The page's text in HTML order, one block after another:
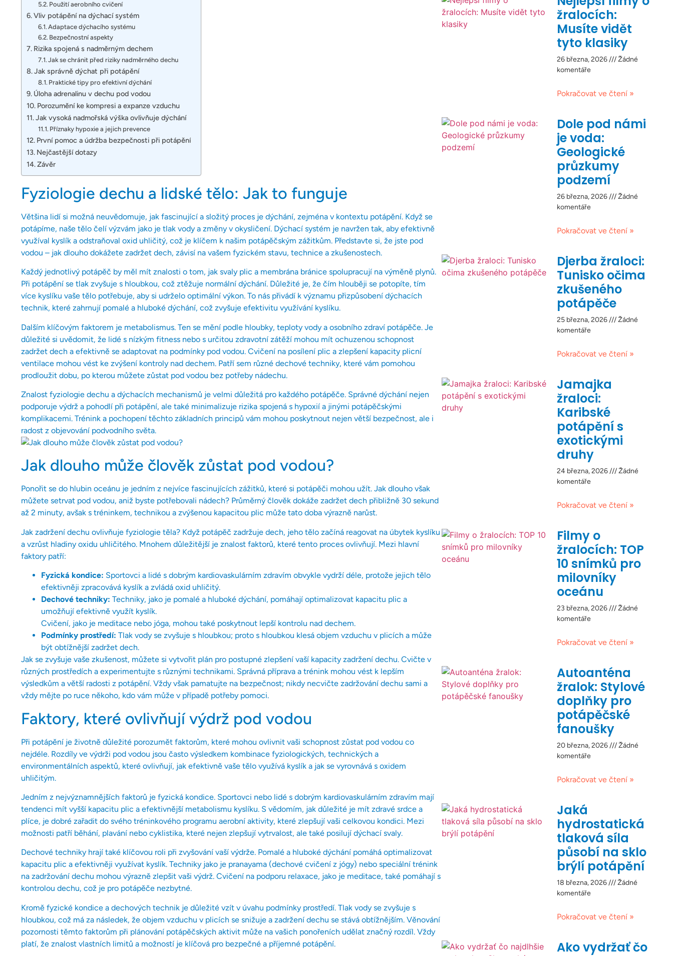
Použití aerobního cvičení
Vliv potápění na dýchací systém
Adaptace dýchacího systému
Bezpečnostní aspekty
Rizika spojená s nadměrným dechem
Jak se chránit před riziky nadměrného dechu
Jak správně dýchat při potápění
Praktické tipy pro efektivní dýchání
Úloha adrenalinu v dechu pod vodou
Porozumění ke kompresi a expanze vzduchu
Jak vysoká nadmořská výška ovlivňuje dýchání
Příznaky hypoxie a jejich prevence
První pomoc a údržba bezpečnosti při potápění
Nejčastější dotazy
Závěr
Fyziologie dechu a lidské tělo: Jak to funguje
Většina lidí si možná neuvědomuje, jak fascinující a složitý proces je dýchání, zejména v kontextu potápění. Když se
potápíme, naše tělo čelí výzvám jako je tlak vody a změny v okysličení. Dýchací systém je navržen tak, aby efektivně
využíval kyslík a odstraňoval oxid uhličitý, což je klíčem k našim potápěčským zážitkům. Představte si, že jste pod
vodou – jak dlouho dokážete zadržet dech, závisí na vašem fyzickém stavu, technice a zkušenostech.
Každý jednotlivý potápěč by měl mít znalosti o tom, jak svaly plic a membrána bránice spolupracují na výměně plynů.
Při potápění se tlak zvyšuje s hloubkou, což ztěžuje normální dýchání. Důležité je, že čím hlouběji se potopíte, tím
více kyslíku vaše tělo potřebuje, aby si udrželo optimální výkon. To nás přivádí k významu přizpůsobení dýchacích
technik, které zahrnují pomalé a hluboké dýchání, což zvyšuje efektivitu využívání kyslíku.
Dalším klíčovým faktorem je metabolismus. Ten se mění podle hloubky, teploty vody a osobního zdraví potápěče. Je
důležité si uvědomit, že lidé s nízkým fitness nebo s určitou zdravotní zátěží mohou mít ochuzenou schopnost
zadržet dech a efektivně se adaptovat na podmínky pod vodou. Cvičení na posílení plic a zlepšení kapacity plicní
ventilace mohou vést ke zvýšení kontroly nad dechem. Patří sem různé dechové techniky, které vám pomohou
prodloužit dobu, po kterou můžete zůstat pod vodou bez potřeby nádechu.
Znalost fyziologie dechu a dýchacích mechanismů je velmi důležitá pro každého potápěče. Správné dýchání nejen
podporuje výdrž a pohodlí při potápění, ale také minimalizuje rizika spojená s hypoxií a jinými potápěčskými
komplikacemi. Trénink a pochopení těchto základních principů vám mohou poskytnout nejen větší bezpečnost, ale i
radost z objevování podvodního světa.
Jak dlouho může člověk zůstat pod vodou?
Ponořit se do hlubin oceánu je jedním z nejvíce fascinujících zážitků, které si potápěči mohou užít. Jak dlouho však
můžete setrvat pod vodou, aniž byste potřebovali nádech? Průměrný člověk dokáže zadržet dech přibližně 30 sekund
až 2 minuty, avšak s tréninkem, technikou a zvýšenou kapacitou plic může tato doba výrazně narůst.
Jak zadržení dechu ovlivňuje fyziologie těla? Když potápěč zadržuje dech, jeho tělo začíná reagovat na úbytek kyslíku
a vzrůst hladiny oxidu uhličitého. Mnohem důležitější je znalost faktorů, které tento proces ovlivňují. Mezi hlavní
faktory patří:
Fyzická kondice: Sportovci a lidé s dobrým kardiovaskulárním zdravím obvykle vydrží déle, protože jejich tělo
efektivněji zpracovává kyslík a zvládá oxid uhličitý.
Dechové techniky: Techniky, jako je pomalé a hluboké dýchání, pomáhají optimalizovat kapacitu plic a
umožňují efektivně využít kyslík.
Cvičení, jako je meditace nebo jóga, mohou také poskytnout lepší kontrolu nad dechem.
Podmínky prostředí: Tlak vody se zvyšuje s hloubkou; proto s hloubkou klesá objem vzduchu v plicích a může
být obtížnější zadržet dech.
Jak se zvyšuje vaše zkušenost, můžete si vytvořit plán pro postupné zlepšení vaší kapacity zadržení dechu. Cvičte v
různých prostředích a experimentujte s různými technikami. Správná příprava a trénink mohou vést k lepším
výsledkům a větší radosti z potápění. Vždy však pamatujte na bezpečnost; nikdy necvičte zadržování dechu sami a
vždy mějte po ruce někoho, kdo vám může v případě potřeby pomoci.
Faktory, které ovlivňují výdrž pod vodou
Při potápění je životně důležité porozumět faktorům, které mohou ovlivnit vaši schopnost zůstat pod vodou co
nejdéle. Rozdíly ve výdrži pod vodou jsou často výsledkem kombinace fyziologických, technických a
environmentálních aspektů, které ovlivňují, jak efektivně vaše tělo využívá kyslík a jak se vyrovnává s oxidem
uhličitým.
Jedním z nejvýznamnějších faktorů je fyzická kondice. Sportovci nebo lidé s dobrým kardiovaskulárním zdravím mají
tendenci mít vyšší kapacitu plic a efektivnější metabolismu kyslíku. S vědomím, jak důležité je mít zdravé srdce a
plíce, je dobré zařadit do svého tréninkového programu aerobní aktivity, které zlepšují vaši celkovou kondici. Mezi
možnosti patří běhání, plavání nebo cyklistika, které nejen zlepšují vytrvalost, ale také posilují dýchací svaly.
Dechové techniky hrají také klíčovou roli při zvyšování vaší výdrže. Pomalé a hluboké dýchání pomáhá optimalizovat
kapacitu plic a efektivněji využívat kyslík. Techniky jako je pranayama (dechové cvičení z jógy) nebo speciální trénink
na zadržování dechu mohou výrazně zlepšit vaši výdrž. Cvičení na podporu relaxace, jako je meditace, také pomáhají s
kontrolou dechu, což je pro potápěče nezbytné.
Kromě fyzické kondice a dechových technik je důležité vzít v úvahu podmínky prostředí. Tlak vody se zvyšuje s
hloubkou, což má za následek, že objem vzduchu v plicích se snižuje a zadržení dechu se stává obtížnějším. Věnování
pozornosti těmto faktorům při plánování potápěčských aktivit může na vašich ponořeních udělat značný rozdíl. Vždy
platí, že znalost vlastních limitů a možností je klíčová pro bezpečné a příjemné potápění.
žralocích:
Musíte vidět
tyto klasiky
26 března, 2026
Žádné
komentáře
Pokračovat ve čtení »
Dole pod námi
je voda:
Geologické
průzkumy
podzemí
26 března, 2026
Žádné
komentáře
Pokračovat ve čtení »
Djerba žraloci:
Tunisko očima
zkušeného
potápěče
25 března, 2026
Žádné
komentáře
Pokračovat ve čtení »
Jamajka
žraloci:
Karibské
potápění s
exotickými
druhy
24 března, 2026
Žádné
komentáře
Pokračovat ve čtení »
Filmy o
žralocích: TOP
10 snímků pro
milovníky
oceánu
23 března, 2026
Žádné
komentáře
Pokračovat ve čtení »
Autoanténa
žralok: Stylové
doplňky pro
potápěčské
fanoušky
20 března, 2026
Žádné
komentáře
Pokračovat ve čtení »
Jaká
hydrostatická
tlaková síla
působí na sklo
brýlí potápění
18 března, 2026
Žádné
komentáře
Pokračovat ve čtení »
Ako vydržať čo